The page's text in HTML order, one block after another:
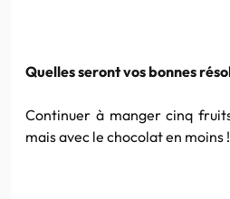
Quelles seront vos bonnes
Continuer à manger cinq
mais avec le chocolat en moins !